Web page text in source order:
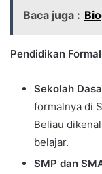
Baca juga :
Pendidikan Formal
Sekolah
formalnya di
Beliau
belajar.
SMP dan